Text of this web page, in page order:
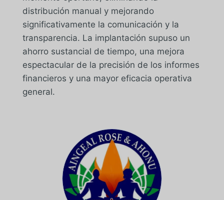
distribución manual y mejorando
significativamente la comunicación y la
transparencia. La implantación supuso un
ahorro sustancial de tiempo, una mejora
espectacular de la precisión de los informes
financieros y una mayor eficacia operativa
general.